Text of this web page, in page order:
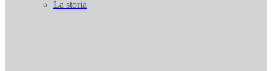
La storia